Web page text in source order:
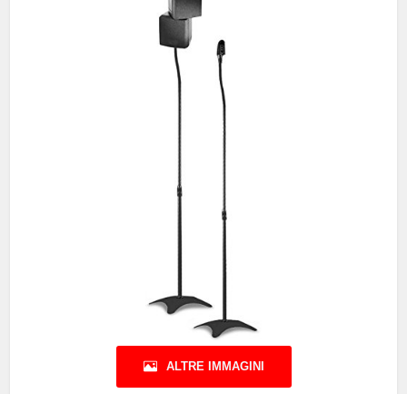
ALTRE IMMAGINI